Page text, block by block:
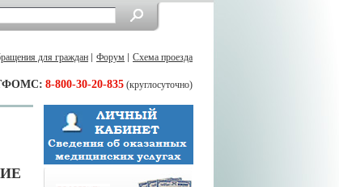
для граждан Форум Схема проезда
8-800-30-20-835 (круглосуточно)